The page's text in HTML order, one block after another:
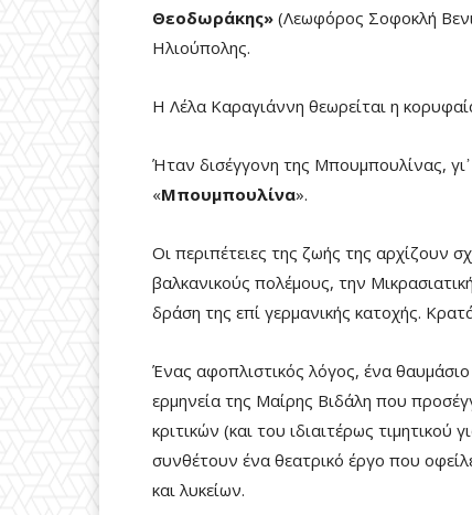
Θεοδωράκης» (Λεωφόρος Σοφοκλή
Ηλιούπολης.
Η Λέλα Καραγιάννη θεωρείται η
Ήταν δισέγγονη της Μπουμπουλίνας,
«Μπουμπουλίνα».
Οι περιπέτειες της ζωής της αρχίζουν
βαλκανικούς πολέμους, την
δράση της επί γερμανικής κατοχής.
Ένας αφοπλιστικός λόγος, ένα
ερμηνεία της Μαίρης Βιδάλη που
κριτικών (και του ιδιαιτέρως τιμητικού
συνθέτουν ένα θεατρικό έργο που
και λυκείων.